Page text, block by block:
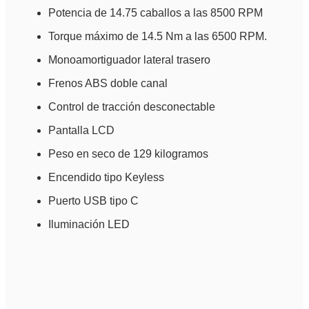
Potencia de 14.75 caballos a las 8500 RPM
Torque máximo de 14.5 Nm a las 6500 RPM.
Monoamortiguador lateral trasero
Frenos ABS doble canal
Control de tracción desconectable
Pantalla LCD
Peso en seco de 129 kilogramos
Encendido tipo Keyless
Puerto USB tipo C
Iluminación LED